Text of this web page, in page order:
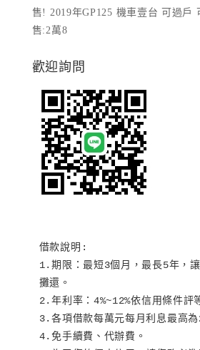
售! 2019年GP125 機車壹台 可過戶
售:2萬8
歡迎詢問
借款說明:
1.期限：最短3個月，最長5年，
攤還。
2.年利率：4%~12%依信用條件評
3.各項借款每萬元每月利息最高為
4.免手續費、代辦費。